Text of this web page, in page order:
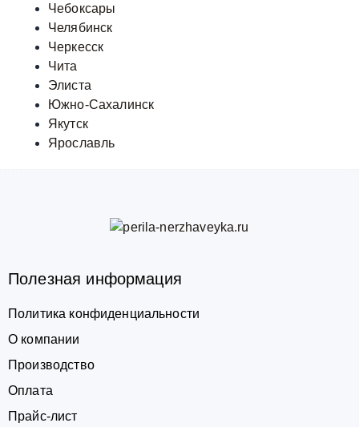
Чебоксары
Челябинск
Черкесск
Чита
Элиста
Южно-Сахалинск
Якутск
Ярославль
Полезная информация
Политика конфиденциальности
О компании
Производство
Оплата
Прайс-лист